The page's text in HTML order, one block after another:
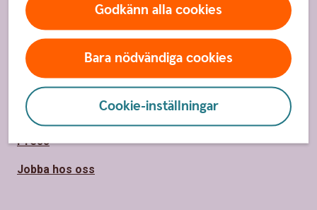
Godkänn alla cookies
Bara nödvändiga cookies
Cookie-inställningar
Om oss
Om Sparbanken Bergslagen
Hållbarhet
Samhällsengagemang
Press
Jobba hos oss